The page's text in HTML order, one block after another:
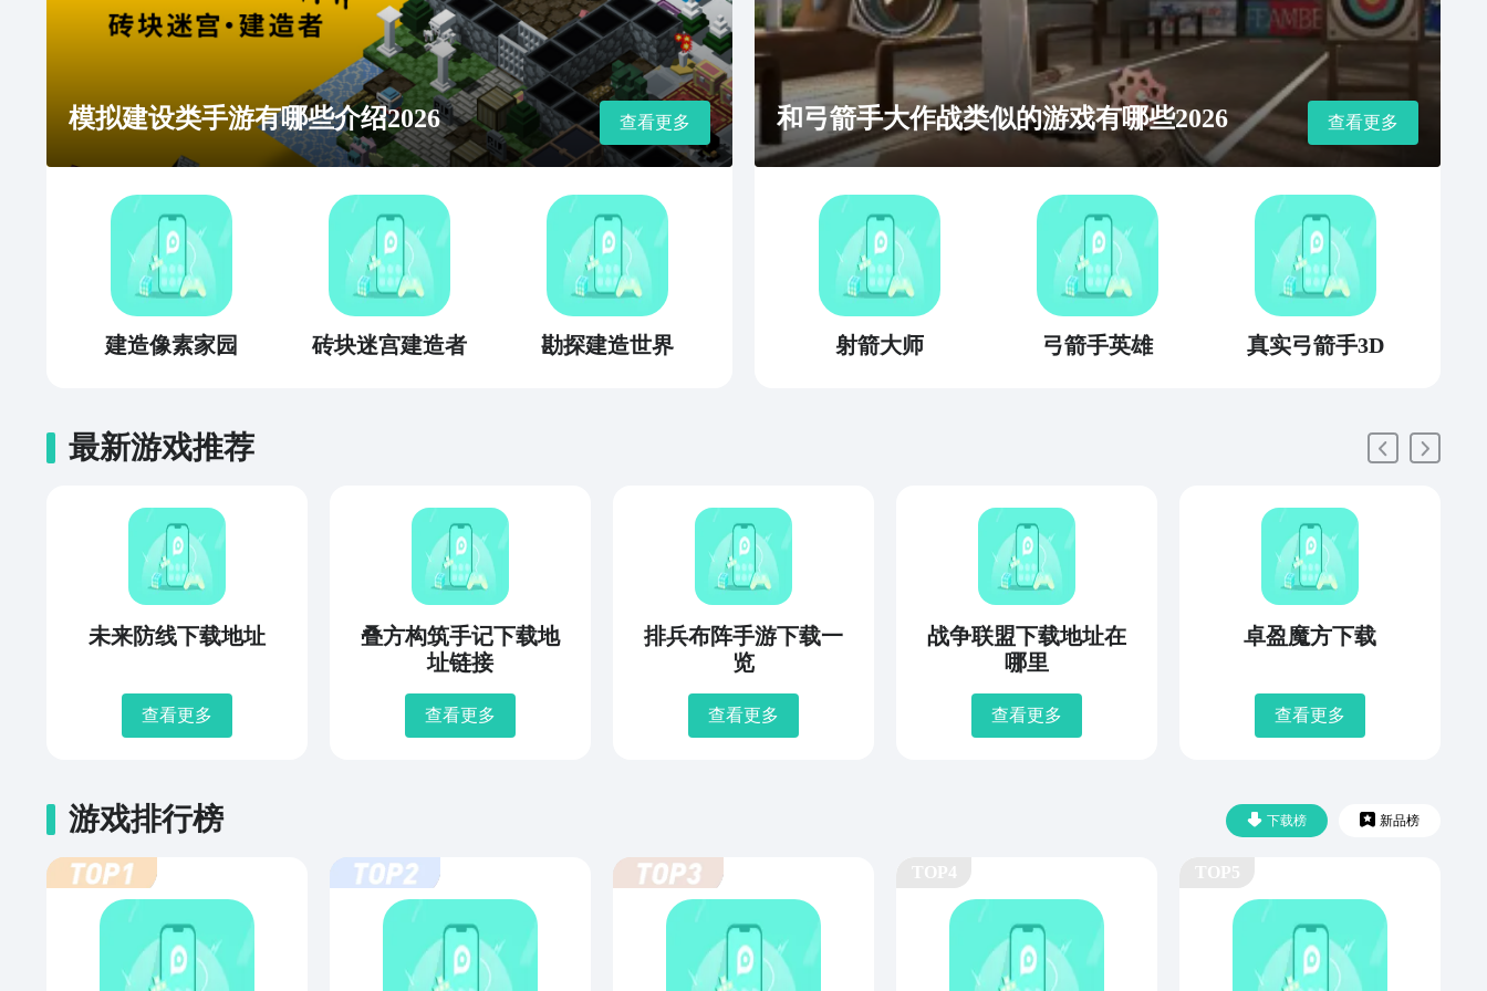
模拟建设类手游有哪些介绍2026 查看更多
建造像素家园 砖块迷宫建造者 勘探建造世界
和弓箭手大作战类似的游戏有哪些2026 查看更多
射箭大师 弓箭手英雄 真实弓箭手3D
最新游戏推荐
未来防线下载地址
查看更多
叠方构筑手记下载地
址链接
查看更多
排兵布阵手游下载一
览
查看更多
战争联盟下载地址在
哪里
查看更多
卓盈魔方下载
查看更多
下载榜 新品榜
游戏排行榜